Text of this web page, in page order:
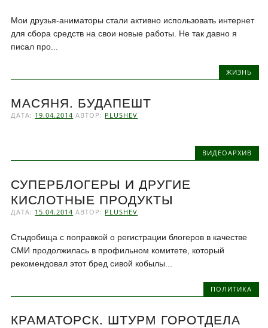
Мои друзья-аниматоры стали активно использовать интернет
для сбора средств на свои новые работы. Не так давно я
писал про...
ЖИЗНЬ
МАСЯНЯ. БУДАПЕШТ
ДАТА: 19.04.2014 АВТОР: PLUSHEV
ВИДЕОАРХИВ
СУПЕРБЛОГЕРЫ И ДРУГИЕ
КИСЛОТНЫЕ ПРОДУКТЫ
ДАТА: 15.04.2014 АВТОР: PLUSHEV
Стыдобища с поправкой о регистрации блогеров в качестве
СМИ продолжилась в профильном комитете, который
рекомендовал этот бред сивой кобылы...
ПОЛИТИКА
КРАМАТОРСК. ШТУРМ ГОРОТДЕЛА